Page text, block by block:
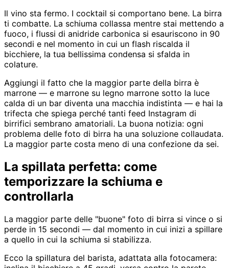
Il vino sta fermo. I cocktail si comportano bene. La birra
ti combatte. La schiuma collassa mentre stai mettendo a
fuoco, i flussi di anidride carbonica si esauriscono in 90
secondi e nel momento in cui un flash riscalda il
bicchiere, la tua bellissima condensa si sfalda in
colature.
Aggiungi il fatto che la maggior parte della birra è
marrone — e marrone su legno marrone sotto la luce
calda di un bar diventa una macchia indistinta — e hai la
trifecta che spiega perché tanti feed Instagram di
birrifici sembrano amatoriali. La buona notizia: ogni
problema delle foto di birra ha una soluzione collaudata.
La maggior parte costa meno di una confezione da sei.
La spillata perfetta: come
temporizzare la schiuma e
controllarla
La maggior parte delle "buone" foto di birra si vince o si
perde in 15 secondi — dal momento in cui inizi a spillare
a quello in cui la schiuma si stabilizza.
Ecco la spillatura del barista, adattata alla fotocamera: